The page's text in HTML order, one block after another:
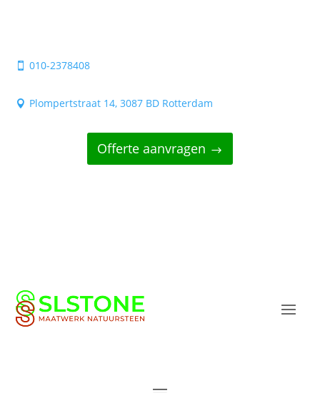
 010-2378408
 Plompertstraat 14, 3087 BD Rotterdam
Offerte aanvragen